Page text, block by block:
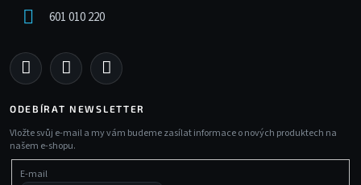
601 010 220
ODEBÍRAT NEWSLETTER
Vložte svůj e-mail a my vám budeme zasílat informace o nových produktech na
našem e-shopu.
E-mail